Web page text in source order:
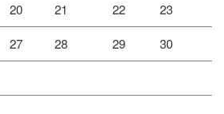
20 21 22 23
27 28 29 30